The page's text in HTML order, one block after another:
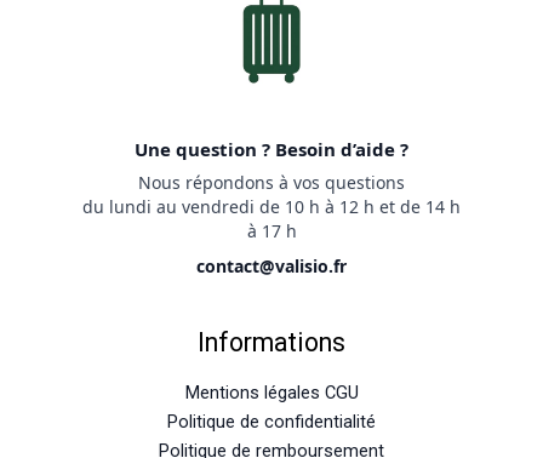
Une question ? Besoin d’aide ?
Nous répondons à vos questions
du lundi au vendredi de 10 h à 12 h et de 14 h
à 17 h
contact@valisio.fr
Informations
Mentions légales CGU
Politique de confidentialité
Politique de remboursement